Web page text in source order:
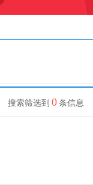
搜索筛选到 0 条信息